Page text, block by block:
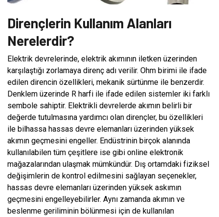
Dirençlerin Kullanım Alanları
Nerelerdir?
Elektrik devrelerinde, elektrik akımının iletken üzerinden
karşılaştığı zorlamaya direnç adı verilir. Ohm birimi ile ifade
edilen direncin özellikleri, mekanik sürtünme ile benzerdir.
Denklem üzerinde R harfi ile ifade edilen sistemler iki farklı
sembole sahiptir. Elektrikli devrelerde akımın belirli bir
değerde tutulmasına yardımcı olan dirençler, bu özellikleri
ile bilhassa hassas devre elemanları üzerinden yüksek
akımın geçmesini engeller. Endüstrinin birçok alanında
kullanılabilen tüm çeşitlere ise gibi online elektronik
mağazalarından ulaşmak mümkündür. Dış ortamdaki fiziksel
değişimlerin de kontrol edilmesini sağlayan seçenekler,
hassas devre elemanları üzerinden yüksek askımın
geçmesini engelleyebilirler. Aynı zamanda akımın ve
beslenme geriliminin bölünmesi için de kullanılan